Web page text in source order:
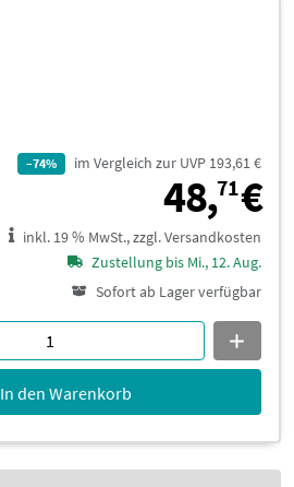
–74% im Vergleich zur UVP 193,61 €
48,71€
inkl. 19 % MwSt., zzgl. Versandkosten
Zustellung bis Mi., 12. Aug.
Sofort ab Lager verfügbar
In den Warenkorb